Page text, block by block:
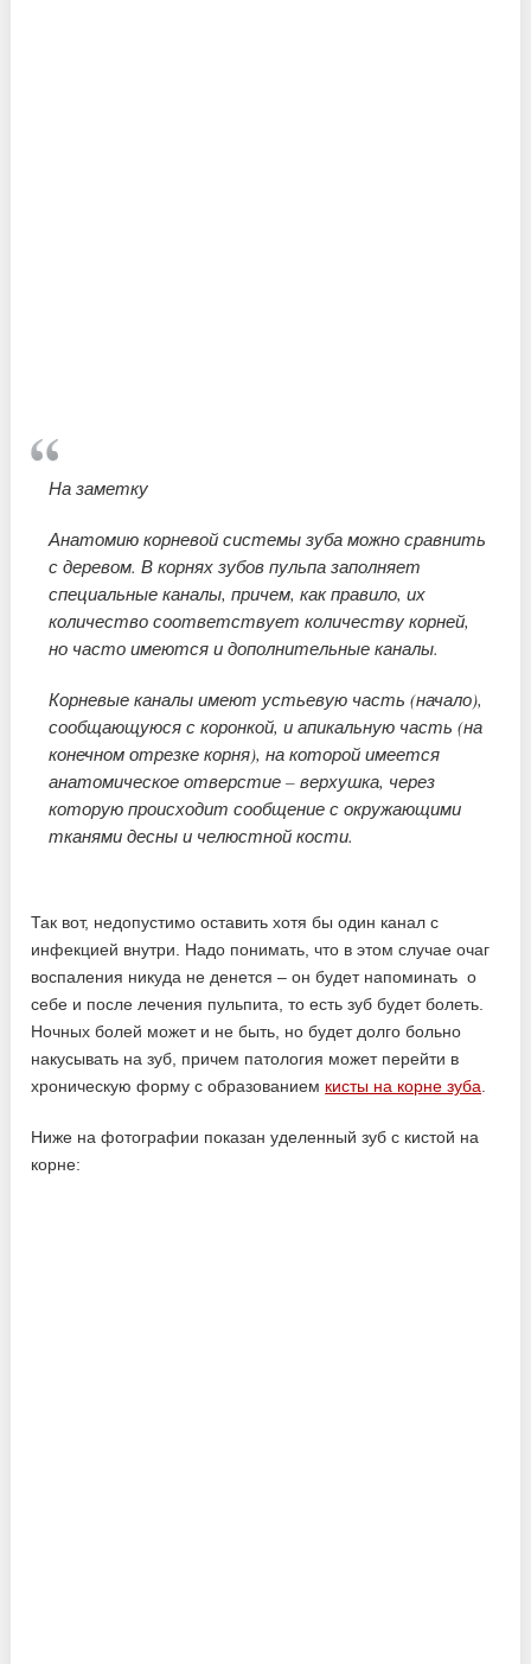
На заметку
Анатомию корневой системы зуба можно сравнить
с деревом. В корнях зубов пульпа заполняет
специальные каналы, причем, как правило, их
количество соответствует количеству корней,
но часто имеются и дополнительные каналы.
Корневые каналы имеют устьевую часть (начало),
сообщающуюся с коронкой, и апикальную часть (на
конечном отрезке корня), на которой имеется
анатомическое отверстие – верхушка, через
которую происходит сообщение с окружающими
тканями десны и челюстной кости.
Так вот, недопустимо оставить хотя бы один канал с
инфекцией внутри. Надо понимать, что в этом случае очаг
воспаления никуда не денется – он будет напоминать о
себе и после лечения пульпита, то есть зуб будет болеть.
Ночных болей может и не быть, но будет долго больно
накусывать на зуб, причем патология может перейти в
хроническую форму с образованием кисты на корне зуба
Ниже на фотографии показан уделенный зуб с кистой на
корне: